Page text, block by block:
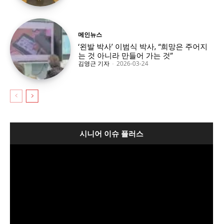
메인뉴스
‘왼발 박사’ 이범식 박사, “희망은 주어지
는 것 아니라 만들어 가는 것”
김영근 기자 - 2026-03-24
시니어 이슈 플러스